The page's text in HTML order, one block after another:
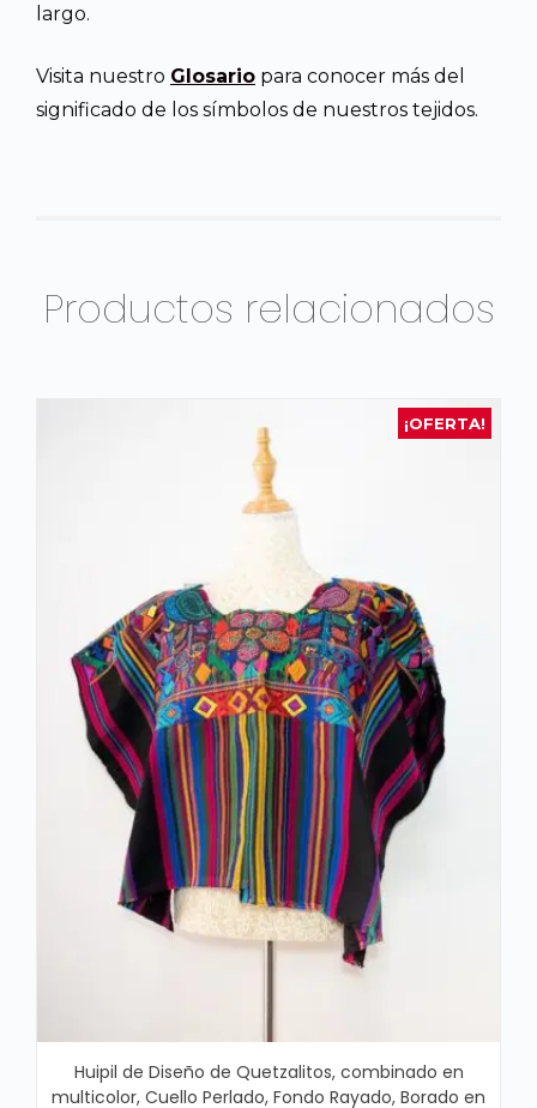
largo.
Visita nuestro Glosario para conocer más del
significado de los símbolos de nuestros tejidos.
Productos relacionados
¡OFERTA!
Huipil de Diseño de Quetzalitos, combinado en
multicolor, Cuello Perlado, Fondo Rayado, Borado en